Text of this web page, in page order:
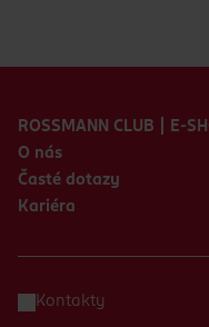
ROSSMANN CLUB | E-
O nás
Časté dotazy
Kariéra
Kontakty